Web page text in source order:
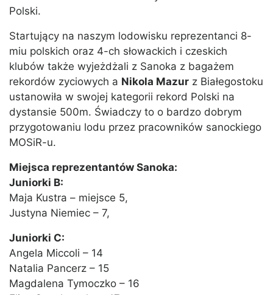
Polski.
Startujący na naszym lodowisku reprezentanci 8-
miu polskich oraz 4-ch słowackich i czeskich
klubów także wyjeżdżali z Sanoka z bagażem
rekordów zyciowych a Nikola Mazur z Białegostoku
ustanowiła w swojej kategorii rekord Polski na
dystansie 500m. Świadczy to o bardzo dobrym
przygotowaniu lodu przez pracowników sanockiego
MOSiR-u.
Miejsca reprezentantów Sanoka:
Juniorki B:
Maja Kustra – miejsce 5,
Justyna Niemiec – 7,
Juniorki C:
Angela Miccoli – 14
Natalia Pancerz – 15
Magdalena Tymoczko – 16